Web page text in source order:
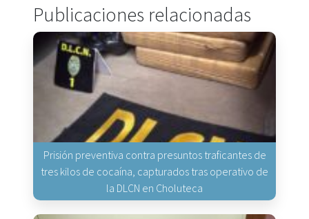
Publicaciones relacionadas
Prisión preventiva contra presuntos traficantes de
tres kilos de cocaína, capturados tras operativo de
la DLCN en Choluteca